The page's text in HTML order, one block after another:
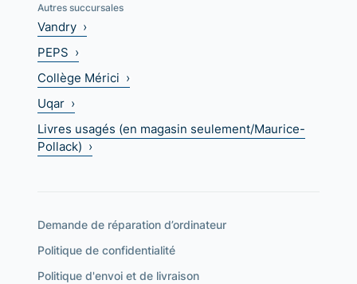
Autres succursales
Vandry ›
PEPS ›
Collège Mérici ›
Uqar ›
Livres usagés (en magasin seulement/Maurice-
Pollack) ›
Demande de réparation d’ordinateur
Politique de confidentialité
Politique d'envoi et de livraison